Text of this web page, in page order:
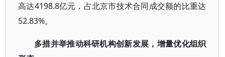
高达4198.8亿元，占北京市技术合同成交额的比重达
52.83%。
多措并举推动科研机构创新发展，增量优化组织